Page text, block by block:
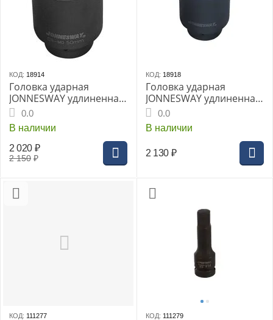
КОД: 18914
Головка ударная
JONNESWAY удлиненная
3/4" 19мм (S03AD6119)
0.0
В наличии
2 150 ₽
2 020 ₽
КОД: 18918
Головка ударная
JONNESWAY удлиненная
3/4" 32мм (S03AD6132)
0.0
В наличии
2 130 ₽
КОД: 111277 КОД: 111279